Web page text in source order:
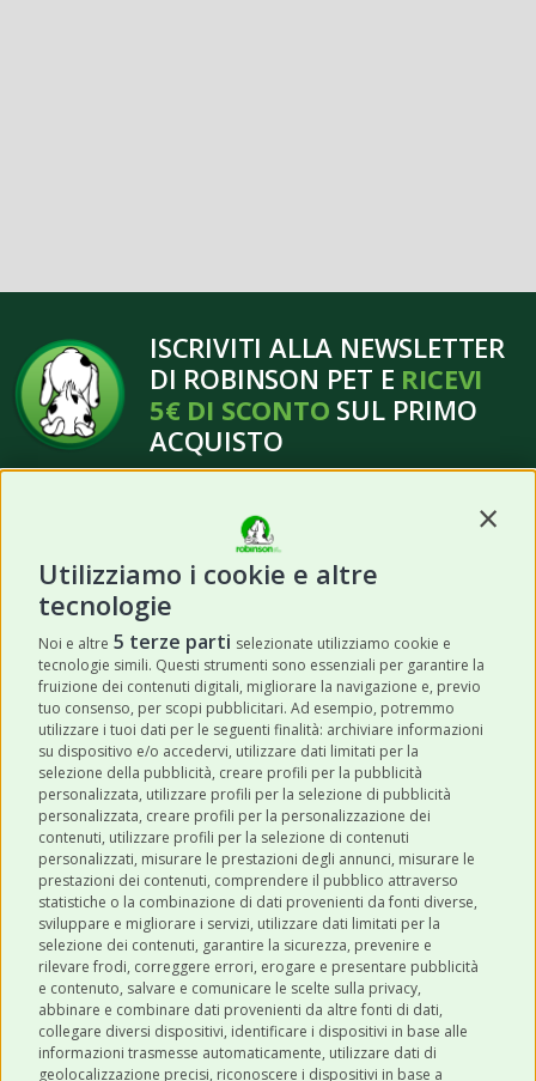
Utilizziamo i cookie e altre
tecnologie
Noi e altre 5 terze parti selezionate utilizziamo cookie e
tecnologie simili. Questi strumenti sono essenziali per garantire la
fruizione dei contenuti digitali, migliorare la navigazione e, previo
tuo consenso, per scopi pubblicitari. Ad esempio, potremmo
utilizzare i tuoi dati per le seguenti finalità: archiviare informazioni
su dispositivo e/o accedervi, utilizzare dati limitati per la
selezione della pubblicità, creare profili per la pubblicità
personalizzata, utilizzare profili per la selezione di pubblicità
personalizzata, creare profili per la personalizzazione dei
contenuti, utilizzare profili per la selezione di contenuti
personalizzati, misurare le prestazioni degli annunci, misurare le
prestazioni dei contenuti, comprendere il pubblico attraverso
statistiche o la combinazione di dati provenienti da fonti diverse,
sviluppare e migliorare i servizi, utilizzare dati limitati per la
selezione dei contenuti, garantire la sicurezza, prevenire e
rilevare frodi, correggere errori, erogare e presentare pubblicità
e contenuto, salvare e comunicare le scelte sulla privacy,
abbinare e combinare dati provenienti da altre fonti di dati,
collegare diversi dispositivi, identificare i dispositivi in base alle
informazioni trasmesse automaticamente, utilizzare dati di
geolocalizzazione precisi, riconoscere i dispositivi in base a
ISCRIVITI ALLA NEWSLETTER
DI ROBINSON PET E RICEVI
5€ DI SCONTO SUL PRIMO
ACQUISTO
Acconsento a ricevere newsletter,
aggiornamenti e offerte promozionali da
Robinson Pet Shop tramite email.*
ULTIMI POST
CATEGORIE
SHOP ONLINE